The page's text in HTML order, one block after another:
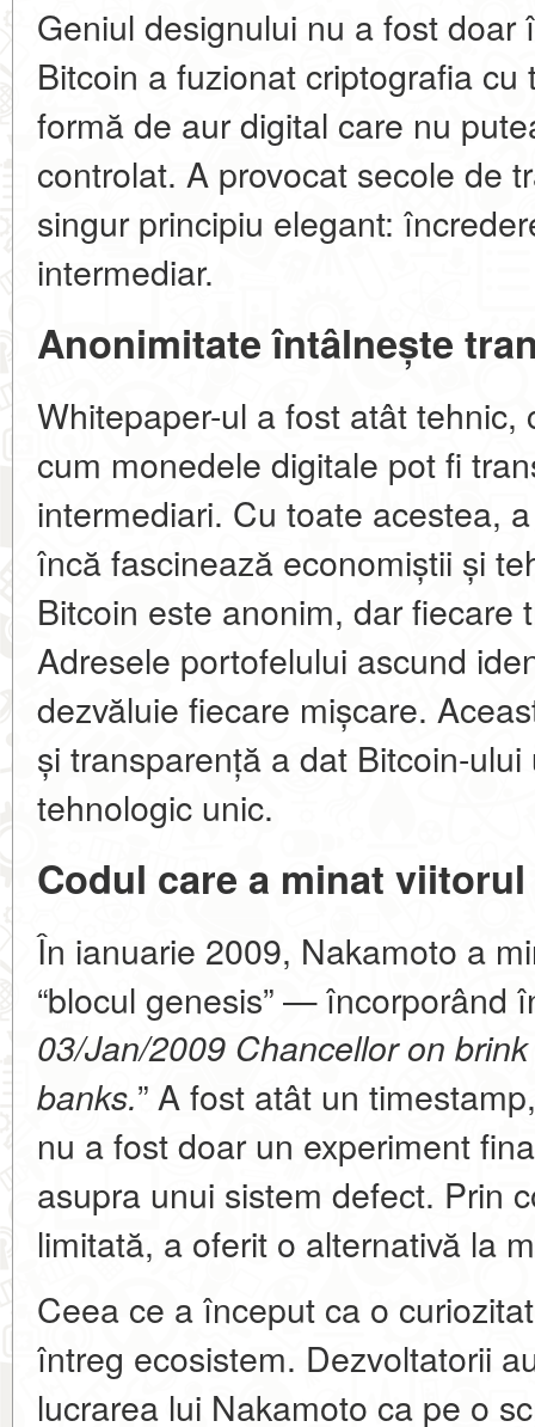
Geniul designului nu a fost
Bitcoin a fuzionat criptografia
formă de aur digital care nu
controlat. A provocat secole de
singur principiu elegant:
intermediar.
Anonimitate întâlnește
Whitepaper-ul a fost atât tehnic,
cum monedele digitale pot fi
intermediari. Cu toate acestea,
încă fascinează economiștii și
Bitcoin este anonim, dar fiecare
Adresele portofelului ascund
dezvăluie fiecare mișcare.
și transparență a dat Bitcoin-
tehnologic unic.
Codul care a minat viitorul
În ianuarie 2009, Nakamoto a
“blocul genesis” — încorporând
03/Jan/2009 Chancellor on
banks.” A fost atât un
nu a fost doar un experiment
asupra unui sistem defect. Prin
limitată, a oferit o alternativă la
Ceea ce a început ca o
întreg ecosistem. Dezvoltatorii
lucrarea lui Nakamoto ca pe o